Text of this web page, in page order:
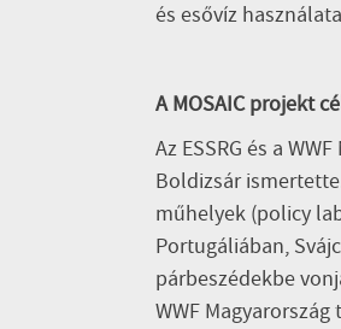
és esővíz használata
A MOSAIC projekt
Az ESSRG és a
Boldizsár
műhelyek (policy
Portugáliában,
párbeszédekbe
WWF